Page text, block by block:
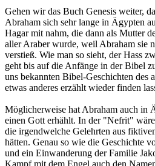
Gehen wir das Buch Genesis weiter,
Abraham sich sehr lange in Ägypten
Hagar mit nahm, die dann als Mutter
aller Araber wurde, weil Abraham sie
verstieß. Wie man so sieht, der Hass
geht bis auf die Anfänge in der Bibel
uns bekannten Bibel-Geschichten des
etwas anderes erzählt wieder finden
Möglicherweise hat Abraham auch in
einen Gott erhählt. In der "Nefrit"
die irgendwelche Gelehrten aus
hätten. Genau so wie die Geschichte
und ein Einwanderung der Familie